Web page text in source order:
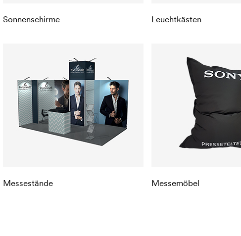
Sonnenschirme Leuchtkästen
Messestände Messemöbel